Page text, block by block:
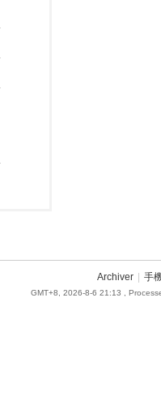
Archiver 手
GMT+8, 2026-8-6 21:13 ,